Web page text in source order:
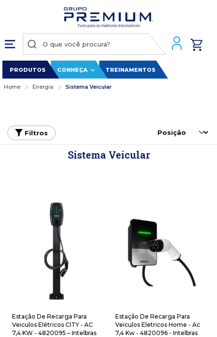
PRODUTOS CONHEÇA TREINAMENTOS
Home Energia Sistema Veicular
Sistema Veicular
Estação De Recarga Para
Veiculos Elétricos CITY - AC
7,4 KW - 4820095 – Intelbras
Estação De Recarga Para
Veiculos Eletricos Home - Ac
7,4 Kw - 4820096 - Intelbras
Filtros